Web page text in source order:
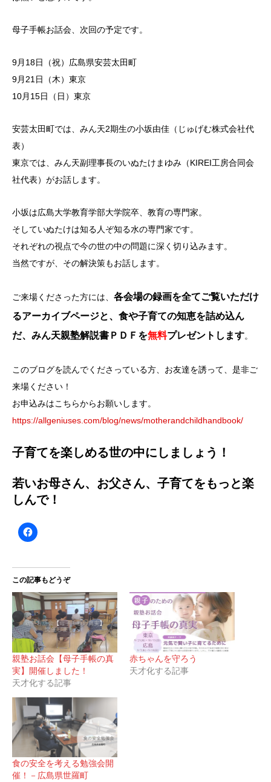
母子手帳お話会、次回の予定です。
9月18日（祝）広島県安芸太田町
9月21日（木）東京
10月15日（日）東京
安芸太田町では、みん天2期生の小坂由佳（じゅげむ株式会社代
表）
東京では、みん天副理事長のいぬたけまゆみ（KIREI工房合同会
社代表）がお話します。
小坂は広島大学教育学部大学院卒、教育の専門家。
そしていぬたけは知る人ぞ知る水の専門家です。
それぞれの視点で今の世の中の問題に深く切り込みます。
当然ですが、その解決策もお話します。
ご来場くださった方には、 各会場の録画を全てご覧いただけ
るアーカイブページと、食や子育ての知恵を詰め込ん
だ、みん天親塾解説書ＰＤＦを無料プレゼントします。
このブログを読んでくださっている方、お友達を誘って、是非ご
来場ください！
お申込みはこちらからお願いします。
https://allgeniuses.com/blog/news/motherandchildhandbook/
子育てを楽しめる世の中にしましょう！
若いお母さん、お父さん、子育てをもっと楽
しんで！
この記事もどうぞ
親塾お話会【母子手帳の真
実】開催しました！
天才化する記事
赤ちゃんを守ろう
天才化する記事
食の安全を考える勉強会開
催！－広島県世羅町